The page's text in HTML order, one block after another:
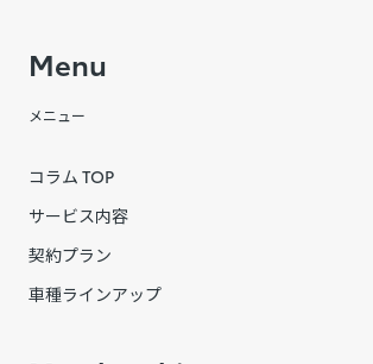
Menu
メニュー
コラム TOP
サービス内容
契約プラン
車種ラインアップ